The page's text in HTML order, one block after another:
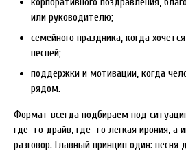
или руководителю;
семейного праздника, когда
песней;
поддержки и мотивации, когда
рядом.
Формат всегда подбираем под
где-то драйв, где-то легкая ирония, а
разговор. Главный принцип один: